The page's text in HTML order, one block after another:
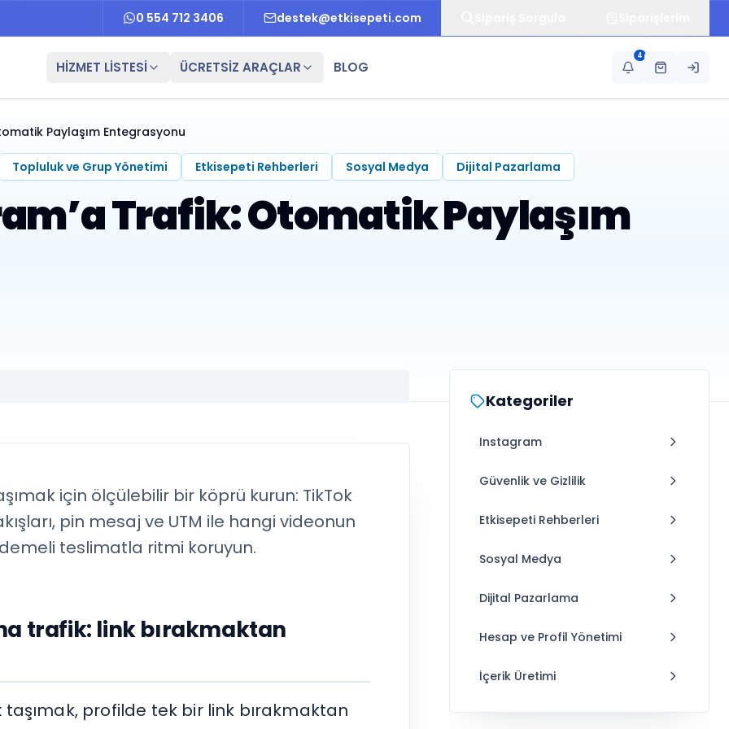
0 554 712 3406 destek@etkisepeti.com
HİZMET LİSTESİ ÜCRETSİZ ARAÇLAR BLOG
4
Paylaşım Entegrasyonu
Topluluk ve Grup Yönetimi Etkisepeti Rehberleri Sosyal Medya Dijital Pazarlama
için ölçülebilir bir köprü kurun: TikTok
pin mesaj ve UTM ile hangi videonun
teslimatla ritmi koruyun.
trafik: link bırakmaktan
taşımak, profilde tek bir link bırakmaktan
Kategoriler
Instagram
Güvenlik ve Gizlilik
Etkisepeti Rehberleri
Sosyal Medya
Dijital Pazarlama
Hesap ve Profil Yönetimi
İçerik Üretimi